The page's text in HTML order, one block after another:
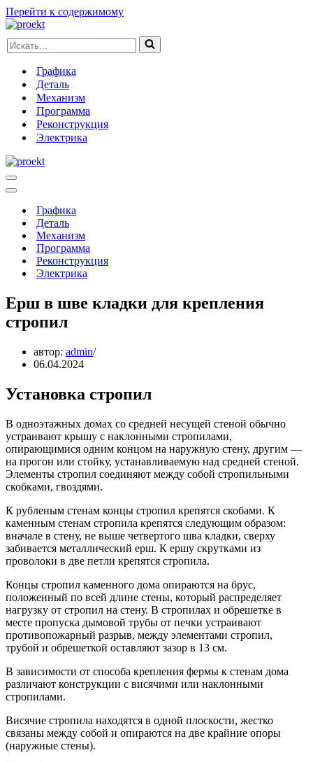
Перейти к содержимому
Искать...
Графика
Деталь
Механизм
Программа
Реконструкция
Электрика
Меню
навигации
Меню
навигацииГрафика
Деталь
Механизм
Программа
Реконструкция
Электрика
Ерш в шве кладки для крепления
стропил
автор: admin
06.04.2024
Установка стропил
В одноэтажных домах со средней несущей стеной обычно
устраивают крышу с наклонными стропилами,
опирающимися одним концом на наружную стену, другим —
на прогон или стойку, устанавливаемую над средней стеной.
Элементы стропил соединяют между собой стропильными
скобками, гвоздями.
К рубленым стенам концы стропил крепятся скобами. К
каменным стенам стропила крепятся следующим образом:
вначале в стену, не выше четвертого шва кладки, сверху
забивается металлический ерш. К ершу скрутками из
проволоки в две петли крепятся стропила.
Концы стропил каменного дома опираются на брус,
положенный по всей длине стены, который распределяет
нагрузку от стропил на стену. В стропилах и обрешетке в
месте пропуска дымовой трубы от печки устраивают
противопожарный разрыв, между элементами стропил,
трубой и обрешеткой оставляют зазор в 13 см.
В зависимости от способа крепления фермы к стенам дома
различают конструкции с висячими или наклонными
стропилами.
Висячие стропила находятся в одной плоскости, жестко
связаны между собой и опираются на две крайние опоры
(наружные стены).